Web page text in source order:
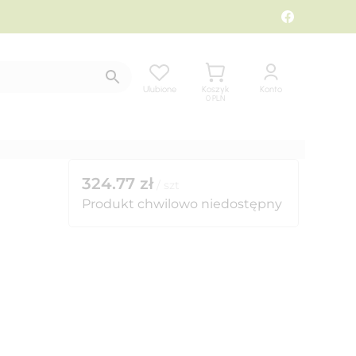
Ulubione
Koszyk
0 PLN
Konto
324.77 zł
Produkt chwilowo niedostępny